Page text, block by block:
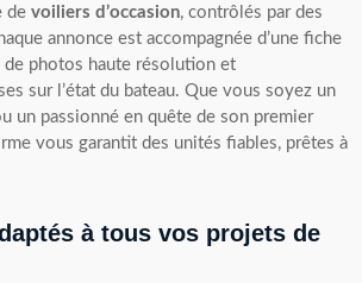
de voiliers d’occasion, contrôlés par des
annonce est accompagnée d’une fiche
de photos haute résolution et
sur l’état du bateau. Que vous soyez un
un passionné en quête de son premier
vous garantit des unités fiables, prêtes à
à tous vos projets de